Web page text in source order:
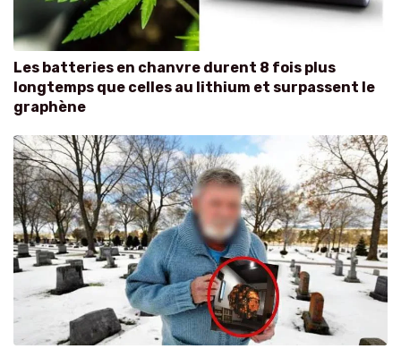
Les batteries en chanvre durent 8 fois plus
longtemps que celles au lithium et surpassent le
graphène